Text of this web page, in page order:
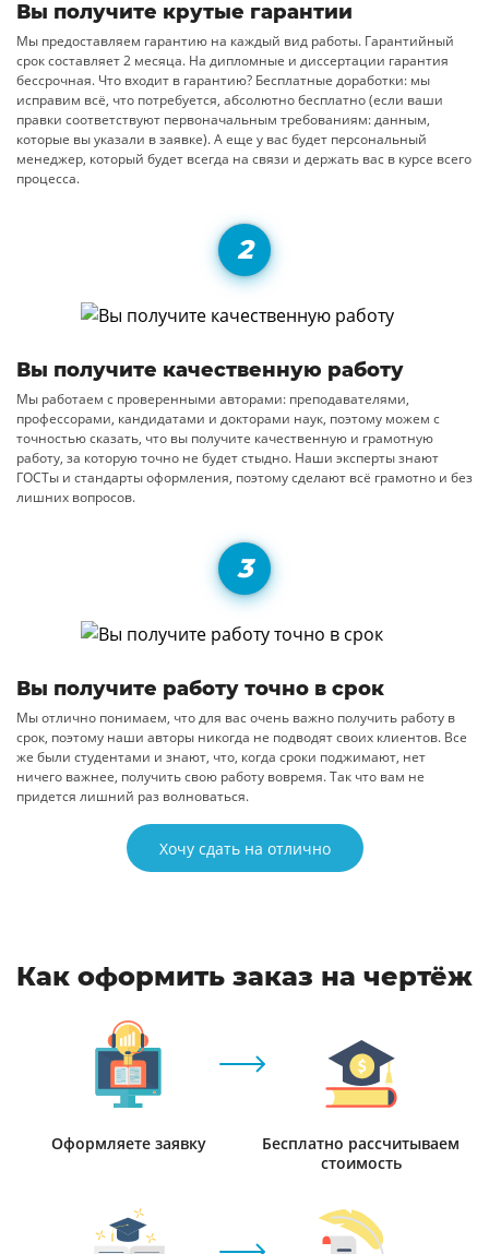
Вы получите крутые гарантии
Мы предоставляем гарантию на каждый вид работы. Гарантийный
срок составляет 2 месяца. На дипломные и диссертации гарантия
бессрочная. Что входит в гарантию? Бесплатные доработки: мы
исправим всё, что потребуется, абсолютно бесплатно (если ваши
правки соответствуют первоначальным требованиям: данным,
которые вы указали в заявке). А еще у вас будет персональный
менеджер, который будет всегда на связи и держать вас в курсе всего
процесса.
Вы получите качественную работу
Мы работаем с проверенными авторами: преподавателями,
профессорами, кандидатами и докторами наук, поэтому можем с
точностью сказать, что вы получите качественную и грамотную
работу, за которую точно не будет стыдно. Наши эксперты знают
ГОСТы и стандарты оформления, поэтому сделают всё грамотно и без
лишних вопросов.
Вы получите работу точно в срок
Мы отлично понимаем, что для вас очень важно получить работу в
срок, поэтому наши авторы никогда не подводят своих клиентов. Все
же были студентами и знают, что, когда сроки поджимают, нет
ничего важнее, получить свою работу вовремя. Так что вам не
придется лишний раз волноваться.
Хочу сдать на отлично
Как оформить заказ на чертёж
Оформляете заявку
Бесплатно рассчитываем
стоимость